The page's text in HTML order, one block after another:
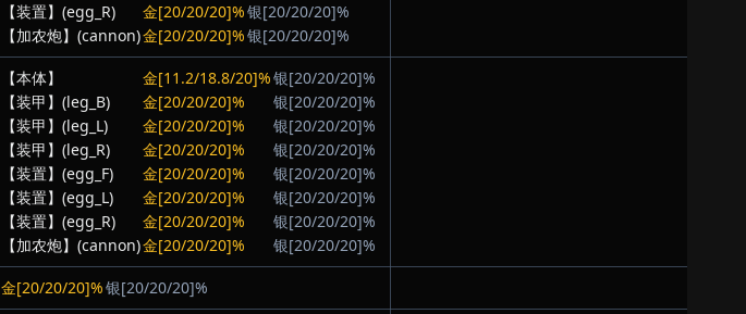
【装置】(egg_R)
金[20/20/20]%银[20/20/20]%
【加农炮】(cannon)金[20/20/20]%银[20/20/20]%
【本体】 金[11.2/18.8/20]%银[20/20/20]%
【装甲】(leg_B)
金[20/20/20]%
银[20/20/20]%
【装甲】(leg_L)
金[20/20/20]%
银[20/20/20]%
【装甲】(leg_R)
金[20/20/20]%
银[20/20/20]%
【装置】(egg_F)
金[20/20/20]%
银[20/20/20]%
【装置】(egg_L)
金[20/20/20]%
银[20/20/20]%
【装置】(egg_R)
金[20/20/20]%
银[20/20/20]%
【加农炮】(cannon)金[20/20/20]% 银[20/20/20]%
金[20/20/20]%银[20/20/20]%